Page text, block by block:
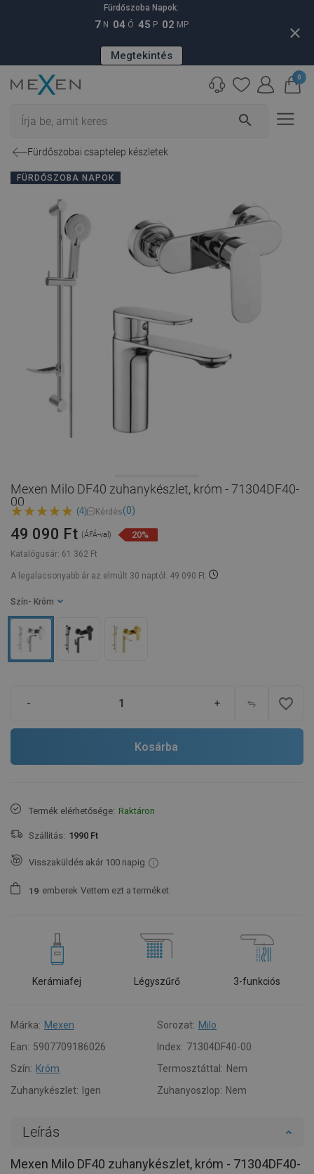
Fürdőszoba Napok:
7 N 04 Ó 45 P 01 MP
Megtekintés
close
search
0
Fürdőszobai csaptelep készletek
FÜRDŐSZOBA NAPOK
Mexen Milo DF40 zuhanykészlet, króm - 71304DF40-
00
(4) Kérdés(0)
Katalógusár: 61 362 Ft
49 090 Ft (ÁFÁ-val) 20%
A legalacsonyabb ár az elmúlt 30 naptól: 49 090 Ft
Szín - Króm
- + favorite_border
Kosárba
Termék elérhetősége: Raktáron
Szállítás: 1990 Ft
Visszaküldés akár 100 napig
1 9 emberek Vettem ezt a terméket.
Kerámiafej Légyszűrő 3-funkciós
Márka: Mexen Sorozat: Milo
Ean: 5907709186026 Index: 71304DF40-00
Szín: Króm Termosztáttal: Nem
Zuhanykészlet:
Igen Zuhanyoszlop: Nem
Leírás
Mexen Milo DF40 zuhanykészlet, króm - 71304DF40-